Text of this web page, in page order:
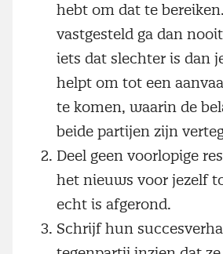
hebt om dat te
vastgesteld ga dan
iets dat slechter is dan
helpt om tot een
te komen, waarin de
beide partijen zijn
Deel geen voorlopige
het nieuws voor jezelf
echt is afgerond.
Schrijf hun